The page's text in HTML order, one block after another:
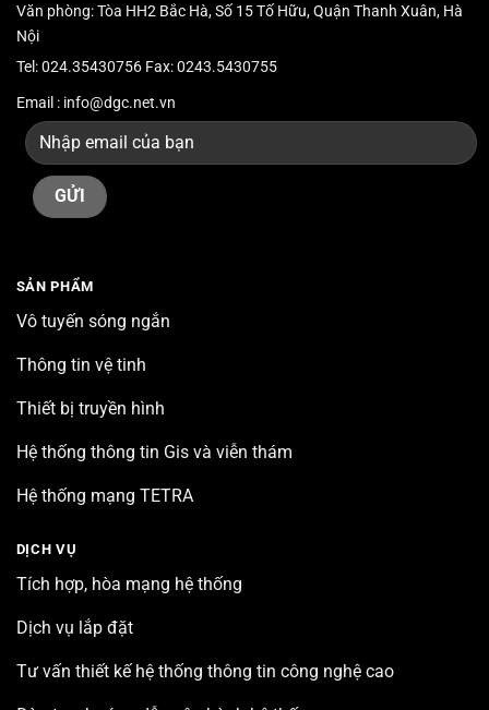
SẢN PHẨM
Vô tuyến sóng ngắn
Thông tin vệ tinh
Thiết bị truyền hình
Hệ thống thông tin Gis và viễn thám
Hệ thống mạng TETRA
DỊCH VỤ
Tích hợp, hòa mạng hệ thống
Dịch vụ lắp đặt
Tư vấn thiết kế hệ thống thông tin công nghệ cao
Văn phòng: Tòa HH2 Bắc Hà, Số 15 Tố Hữu, Quận Thanh Xuân, Hà
Nội
Tel: 024.35430756 Fax: 0243.5430755
Email : info@dgc.net.vn